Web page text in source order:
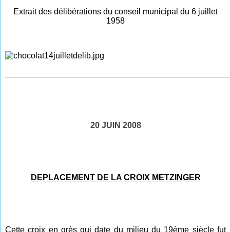
Extrait des délibérations du conseil municipal du 6 juillet
1958
20 JUIN 2008
DEPLACEMENT DE LA CROIX METZINGER
Cette croix en grès qui date du milieu du 19ème siècle fut